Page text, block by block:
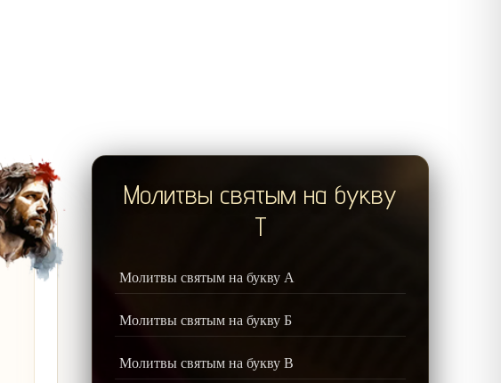
Молитвы святым на букву
Т
Молитвы святым на букву А
Молитвы святым на букву Б
Молитвы святым на букву В